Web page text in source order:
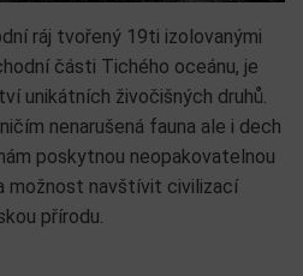
ráj tvořený 19ti izolovanými
části Tichého oceánu, je
unikátních živočišných druhů.
nenarušená fauna ale i dech
poskytnou neopakovatelnou
možnost navštívit civilizací
přírodu.